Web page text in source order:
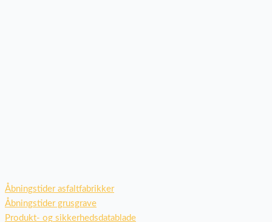
Åbningstider asfaltfabrikker
Åbningstider grusgrave
Produkt- og sikkerhedsdatablade